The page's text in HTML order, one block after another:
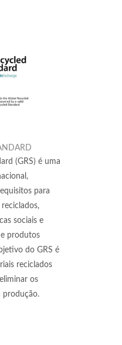
(GRS) é uma
para
sociais e
produtos
do GRS é
reciclados
os
produção.